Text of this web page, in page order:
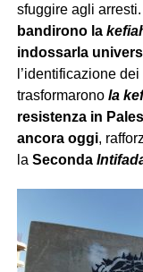
sfuggire agli
bandirono la
indossarla
l’identificazione
trasformarono la
resistenza in
ancora oggi,
la Seconda